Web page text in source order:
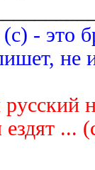
- это
не
ездят ...